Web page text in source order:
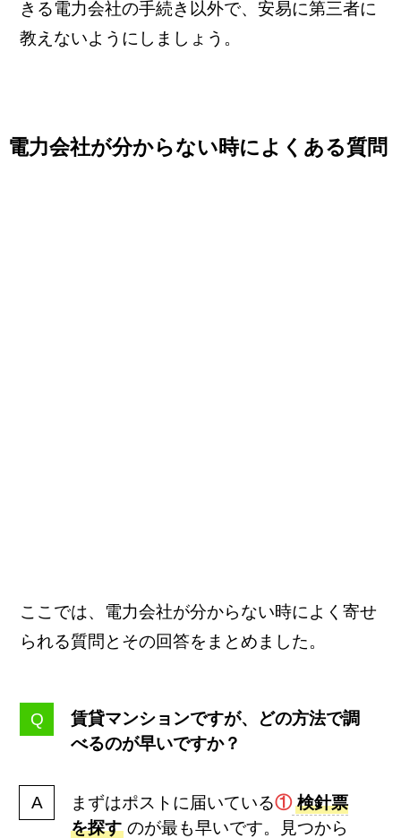
きる電力会社の手続き以外で、安易に第三者に
教えないようにしましょう。
電力会社が分からない時によくある質問
ここでは、電力会社が分からない時によく寄せ
られる質問とその回答をまとめました。
賃貸マンションですが、どの方法で調
べるのが早いですか？
まずはポストに届いている① 検針票
を探す のが最も早いです。見つから